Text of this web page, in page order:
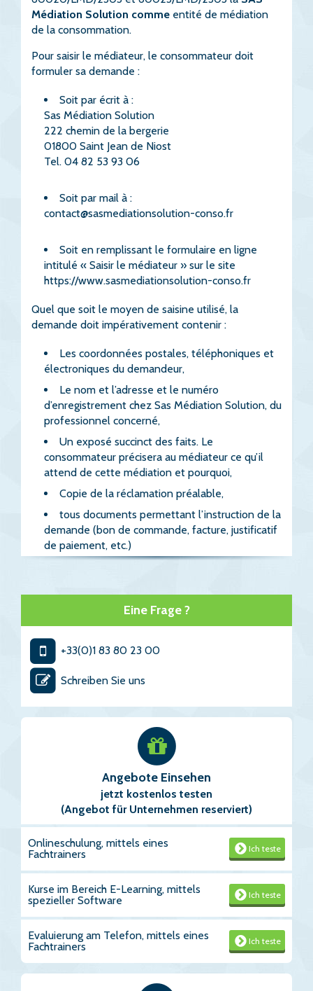
Médiation Solution comme entité de médiation
de la consommation.
Pour saisir le médiateur, le consommateur doit
formuler sa demande :
Soit par écrit à :
Sas Médiation Solution
222 chemin de la bergerie
01800 Saint Jean de Niost
Tel. 04 82 53 93 06
Soit par mail à :
contact@sasmediationsolution-conso.fr
Soit en remplissant le formulaire en ligne
intitulé « Saisir le médiateur » sur le site
https://www.sasmediationsolution-conso.fr
Quel que soit le moyen de saisine utilisé, la
demande doit impérativement contenir :
Les coordonnées postales, téléphoniques et
électroniques du demandeur,
Le nom et l’adresse et le numéro
d’enregistrement chez Sas Médiation Solution, du
professionnel concerné,
Un exposé succinct des faits. Le
consommateur précisera au médiateur ce qu’il
attend de cette médiation et pourquoi,
Copie de la réclamation préalable,
tous documents permettant l’instruction de la
demande (bon de commande, facture, justificatif
de paiement, etc.)
Eine Frage ?
+33(0)1 83 80 23 00
Schreiben Sie uns
Angebote Einsehen
jetzt kostenlos testen
(Angebot für Unternehmen reserviert)
Ich teste
Onlineschulung, mittels eines
Fachtrainers
Ich teste
Kurse im Bereich E-Learning, mittels
spezieller Software
Ich teste
Evaluierung am Telefon, mittels eines
Fachtrainers